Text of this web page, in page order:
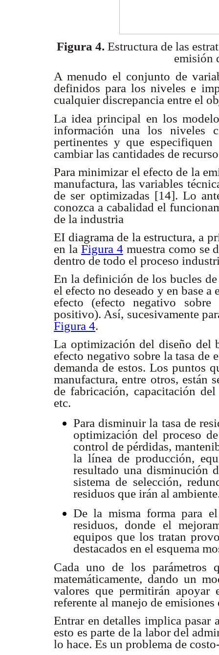
Figura 4. Estructura de las
emisión
A menudo el conjunto de
definidos para los niveles e
cualquier discrepancia entre el
La idea principal en los
información una los niveles
pertinentes y que
cambiar las cantidades de
Para minimizar el efecto de la
manufactura, las variables
de ser optimizadas [14]. Lo
conozca a cabalidad el
de la industria
EI diagrama de la estructura, a
en la Figura 4muestra como se
dentro de todo el proceso
En la definición de los bucles
el efecto no deseado y en base
efecto (efecto negativo
positivo). Así, sucesivamente
Figura 4.
La optimización del diseño del
efecto negativo sobre la tasa de
demanda de estos. Los puntos
manufactura, entre otros, están
de fabricación, capacitación
etc.
Para disminuir la tasa de
optimización del proceso
control de pérdidas,
la línea de producción,
resultado una disminución
sistema de selección,
residuos que irán al
De la misma forma para
residuos, donde el
equipos que los tratan
destacados en el esquema
Cada uno de los parámetros
matemáticamente, dando un
valores que permitirán
referente al manejo de
Entrar en detalles implica pasar
esto es parte de la labor del
lo hace. Es un problema de